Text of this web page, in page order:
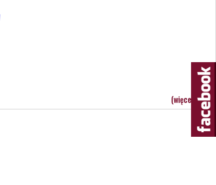
(więcej…)